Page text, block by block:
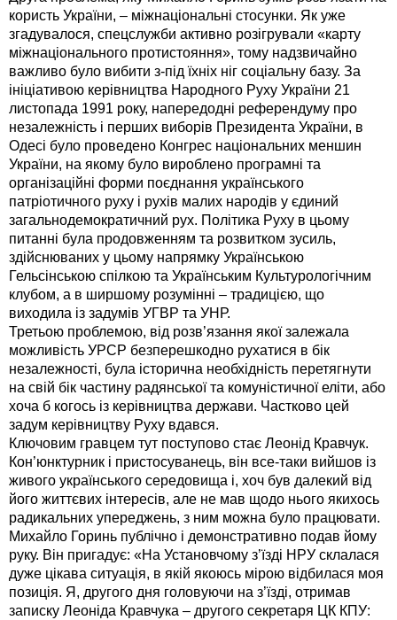
користь України, – міжнаціональні стосунки. Як уже
згадувалося, спецслужби активно розігрували «карту
міжнаціонального протистояння», тому надзвичайно
важливо було вибити з-під їхніх ніг соціальну базу. За
ініціативою керівництва Народного Руху України 21
листопада 1991 року, напередодні референдуму про
незалежність і перших виборів Президента України, в
Одесі було проведено Конгрес національних меншин
України, на якому було вироблено програмні та
організаційні форми поєднання українського
патріотичного руху і рухів малих народів у єдиний
загальнодемократичний рух. Політика Руху в цьому
питанні була продовженням та розвитком зусиль,
здійснюваних у цьому напрямку Українською
Гельсінською спілкою та Українським Культурологічним
клубом, а в ширшому розумінні – традицією, що
виходила із задумів УГВР та УНР.
Третьою проблемою, від розв’язання якої залежала
можливість УРСР безперешкодно рухатися в бік
незалежності, була історична необхідність перетягнути
на свій бік частину радянської та комуністичної еліти, або
хоча б когось із керівництва держави. Частково цей
задум керівництву Руху вдався.
Ключовим гравцем тут поступово стає Леонід Кравчук.
Кон’юнктурник і пристосуванець, він все-таки вийшов із
живого українського середовища і, хоч був далекий від
його життєвих інтересів, але не мав щодо нього якихось
радикальних упереджень, з ним можна було працювати.
Михайло Горинь публічно і демонстративно подав йому
руку. Він пригадує: «На Установчому з’їзді НРУ склалася
дуже цікава ситуація, в якій якоюсь мірою відбилася моя
позиція. Я, другого дня головуючи на з’їзді, отримав
записку Леоніда Кравчука – другого секретаря ЦК КПУ: